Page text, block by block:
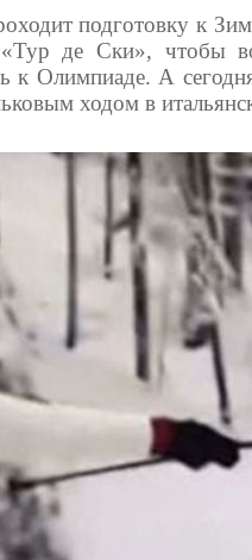
подготовку к
де Ски», чтобы
к Олимпиаде. А
ходом в